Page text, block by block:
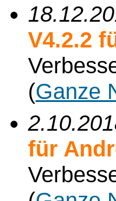
V4.2.2
(Ganze
für